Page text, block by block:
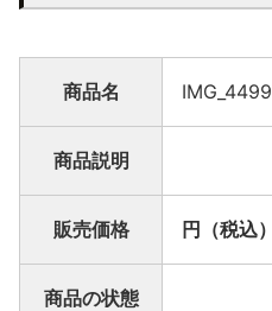
商品名 IMG_4499
商品説明
販売価格 円（税込）
商品の状態